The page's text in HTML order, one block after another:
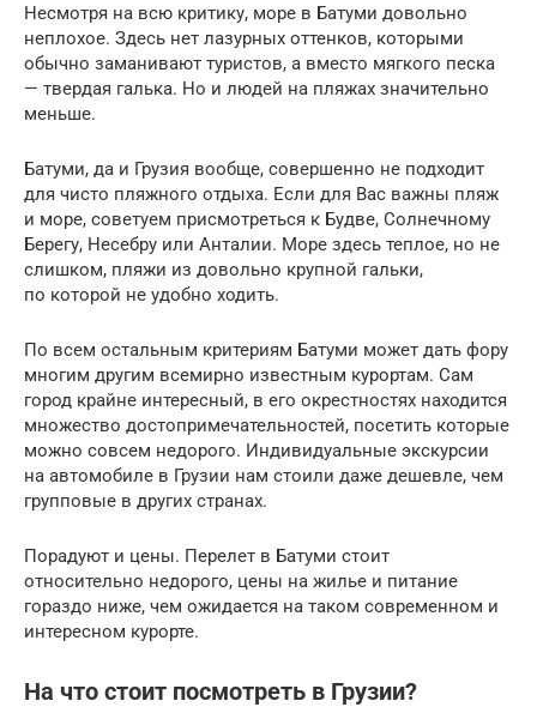
Несмотря на всю критику, море в Батуми довольно
неплохое. Здесь нет лазурных оттенков, которыми
обычно заманивают туристов, а вместо мягкого песка
— твердая галька. Но и людей на пляжах значительно
меньше.
Батуми, да и Грузия вообще, совершенно не подходит
для чисто пляжного отдыха. Если для Вас важны пляж
и море, советуем присмотреться к Будве, Солнечному
Берегу, Несебру или Анталии. Море здесь теплое, но не
слишком, пляжи из довольно крупной гальки,
по которой не удобно ходить.
По всем остальным критериям Батуми может дать фору
многим другим всемирно известным курортам. Сам
город крайне интересный, в его окрестностях находится
множество достопримечательностей, посетить которые
можно совсем недорого. Индивидуальные экскурсии
на автомобиле в Грузии нам стоили даже дешевле, чем
групповые в других странах.
Порадуют и цены. Перелет в Батуми стоит
относительно недорого, цены на жилье и питание
гораздо ниже, чем ожидается на таком современном и
интересном курорте.
На что стоит посмотреть в Грузии?